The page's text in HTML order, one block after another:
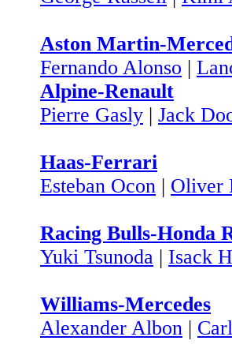
Aston Martin-
Fernando Alonso |
Alpine-Renault
Pierre Gasly | Jack
Haas-Ferrari
Esteban Ocon | Oliver
Racing Bulls-Honda
Yuki Tsunoda | Isack
Williams-Mercedes
Alexander Albon |